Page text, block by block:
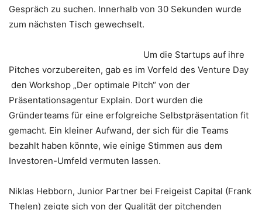
Gespräch zu suchen. Innerhalb von 30 Sekunden wurde
zum nächsten Tisch gewechselt.
Um die Startups auf ihre
Pitches vorzubereiten, gab es im Vorfeld des Venture Day
den Workshop „Der optimale Pitch“ von der
Präsentationsagentur Explain. Dort wurden die
Gründerteams für eine erfolgreiche Selbstpräsentation fit
gemacht. Ein kleiner Aufwand, der sich für die Teams
bezahlt haben könnte, wie einige Stimmen aus dem
Investoren-Umfeld vermuten lassen.
Niklas Hebborn, Junior Partner bei Freigeist Capital (Frank
Thelen) zeigte sich von der Qualität der pitchenden